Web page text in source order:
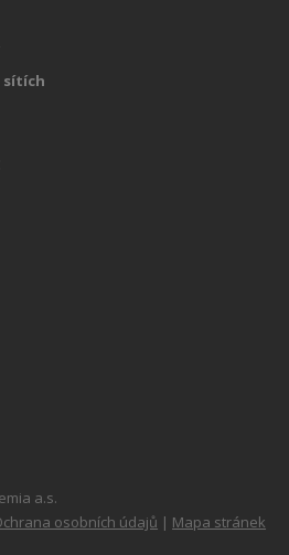
sítích
a.s.
osobních údajů | Mapa stránek